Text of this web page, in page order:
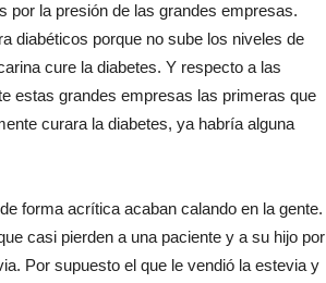
por la presión de las grandes empresas.
diabéticos porque no sube los niveles de
cure la diabetes. Y respecto a las
estas grandes empresas las primeras que
curara la diabetes, ya habría alguna
forma acrítica acaban calando en la gente.
casi pierden a una paciente y a su hijo por
Por supuesto el que le vendió la estevia y